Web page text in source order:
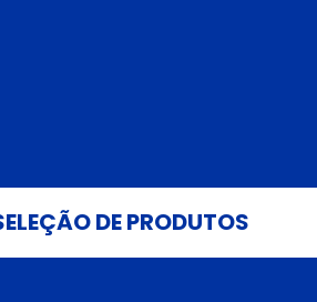
DE PRODUTOS